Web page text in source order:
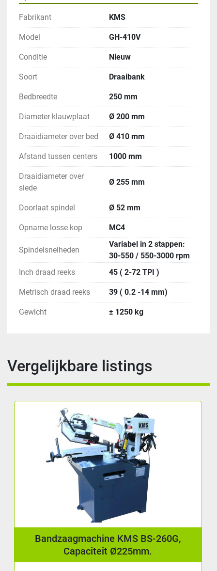
Fabrikant KMS
Model GH-410V
Conditie Nieuw
Soort Draaibank
Bedbreedte 250 mm
Diameter klauwplaat Ø 200 mm
Draaidiameter over bed Ø 410 mm
Afstand tussen centers 1000 mm
Draaidiameter over
slede
Ø 255 mm
Doorlaat spindel Ø 52 mm
Opname losse kop MC4
Spindelsnelheden
Variabel in 2 stappen:
30-550 / 550-3000 rpm
Inch draad reeks
45 ( 2-72 TPI )
Metrisch draad reeks 39 ( 0.2 -14 mm)
Gewicht ± 1250 kg
Vergelijkbare listings
Bandzaagmachine KMS BS-260G,
Capaciteit Ø225mm.